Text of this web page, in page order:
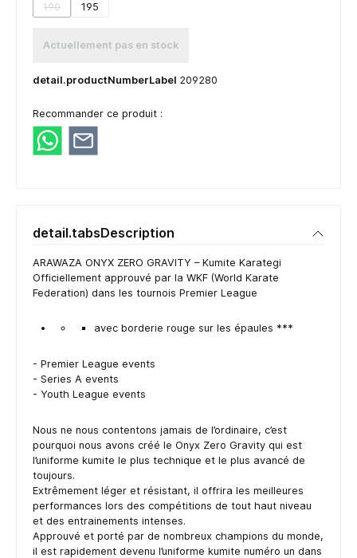
190
(detail.unavailableTooltip)
195
Actuellement pas en stock
detail.productNumberLabel 209280
Recommander ce produit :
detail.tabsDescription
ARAWAZA ONYX ZERO GRAVITY – Kumite Karategi
Officiellement approuvé par la WKF (World Karate
Federation) dans les tournois Premier League
avec borderie rouge sur les épaules ***
- Premier League events
- Series A events
- Youth League events
Nous ne nous contentons jamais de l’ordinaire, c’est
pourquoi nous avons créé le Onyx Zero Gravity qui est
l’uniforme kumite le plus technique et le plus avancé de
toujours.
Extrêmement léger et résistant, il offrira les meilleures
performances lors des compétitions de tout haut niveau
et des entrainements intenses.
Approuvé et porté par de nombreux champions du monde,
il est rapidement devenu l’uniforme kumite numéro un dans